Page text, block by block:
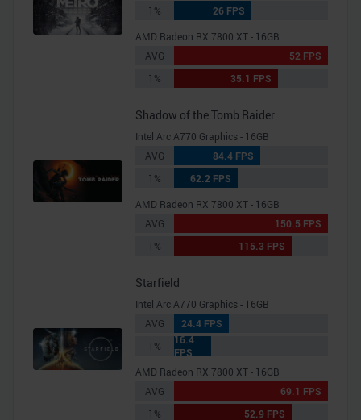
1%
26 FPS
AMD Radeon RX 7800 XT - 16GB
AVG
52 FPS
1%
35.1 FPS
Shadow of the Tomb Raider
Intel Arc A770 Graphics - 16GB
AVG
84.4 FPS
1%
62.2 FPS
AMD Radeon RX 7800 XT - 16GB
AVG
150.5 FPS
1%
115.3 FPS
Starfield
Intel Arc A770 Graphics - 16GB
AVG
24.4 FPS
1%
16.4
FPS
AMD Radeon RX 7800 XT - 16GB
AVG
69.1 FPS
1%
52.9 FPS